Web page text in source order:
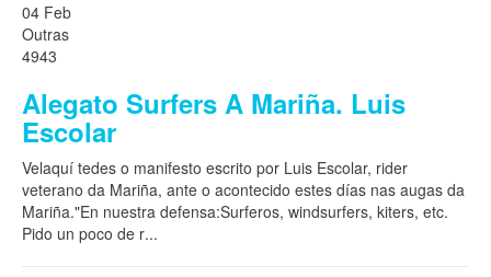
04 Feb
Outras
4943
Alegato Surfers A Mariña. Luis
Escolar
Velaquí tedes o manifesto escrito por Luis Escolar, rider
veterano da Mariña, ante o acontecido estes días nas augas da
Mariña."En nuestra defensa:Surferos, windsurfers, kiters, etc.
Pido un poco de r...